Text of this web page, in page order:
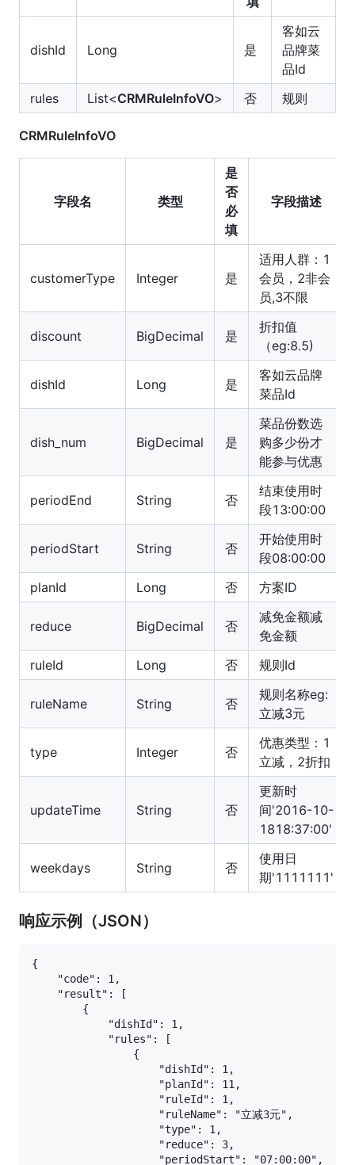
dishId Long 是
客如云
品牌菜
品Id
rules
List<CRMRuleInfoVO> 否 规则
CRMRuleInfoVO
字段名 类型
是
否
必
填
字段描述
customerType Integer 是
适用人群：1
会员，2非会
员,3不限
discount BigDecimal 是
折扣值
（eg:8.5)
dishId Long 是
客如云品牌
菜品Id
dish_num BigDecimal 是
菜品份数选
购多少份才
能参与优惠
periodEnd String 否
结束使用时
段13:00:00
periodStart String 否
开始使用时
段08:00:00
planId
Long 否 方案ID
reduce BigDecimal 否
减免金额减
免金额
ruleId
Long 否 规则Id
ruleName String 否
规则名称eg:
立减3元
type Integer 否
优惠类型：1
立减，2折扣
updateTime String 否
更新时
间'2016-10-
1818:37:00'
weekdays String 否
使用日
期'1111111'
响应示例（JSON）
{
    "code": 1,
    "result": [
        {
            "dishId": 1,
            "rules": [
                {
                    "dishId": 1,
                    "planId": 11,
                    "ruleId": 1,
                    "ruleName": "立减3元",
                    "type": 1,
                    "reduce": 3,
                    "periodStart": "07:00:00",